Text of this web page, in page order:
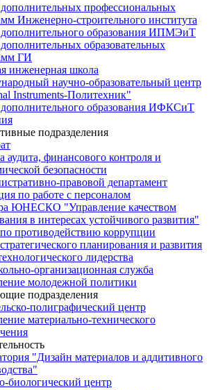
профессиональных
Инженерно-строительного института
образования ИПМЭиТ
образовательных
ГИ
инженерная школа
научно-образовательный центр
Instruments-Политехник"
образования ИФКСиТ
подразделения
аудита, финансового контроля и
безопасности
правовой департамент
по работе с персоналом
ЮНЕСКО "Управление качеством
в интересах устойчивого развития"
противодействию коррупции
планирования и развития
лидерства
организационная служба
молодежной политики
подразделения
полиграфический центр
материально-технического
"Дизайн материалов и аддитивного
биологический центр